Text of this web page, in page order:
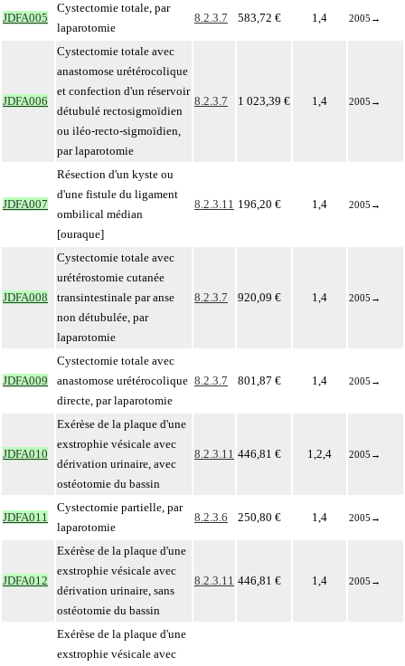
JDFA005
Cystectomie totale, par
laparotomie
8.2.3.7 583,72 € 1,4 2005 →
JDFA006
Cystectomie totale avec
anastomose urétérocolique
et confection d'un réservoir
détubulé rectosigmoïdien
ou iléo-recto-sigmoïdien,
par laparotomie
8.2.3.7 1 023,39 € 1,4 2005 →
JDFA007
Résection d'un kyste ou
d'une fistule du ligament
ombilical médian
[ouraque]
8.2.3.11 196,20 € 1,4 2005 →
JDFA008
Cystectomie totale avec
urétérostomie cutanée
transintestinale par anse
non détubulée, par
laparotomie
8.2.3.7 920,09 € 1,4 2005 →
JDFA009
Cystectomie totale avec
anastomose urétérocolique
directe, par laparotomie
8.2.3.7 801,87 € 1,4 2005 →
JDFA010
Exérèse de la plaque d'une
exstrophie vésicale avec
dérivation urinaire, avec
ostéotomie du bassin
8.2.3.11 446,81 € 1,2,4 2005 →
JDFA011
Cystectomie partielle, par
laparotomie
8.2.3.6 250,80 € 1,4 2005 →
JDFA012
Exérèse de la plaque d'une
exstrophie vésicale avec
dérivation urinaire, sans
ostéotomie du bassin
8.2.3.11 446,81 € 1,4 2005 →
Exérèse de la plaque d'une
exstrophie vésicale avec